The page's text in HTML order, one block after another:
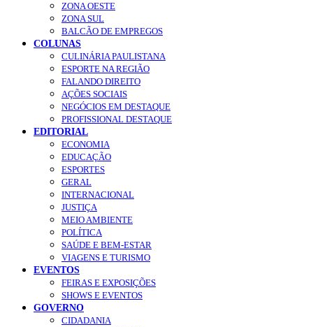
ZONA OESTE
ZONA SUL
BALCÃO DE EMPREGOS
COLUNAS
CULINÁRIA PAULISTANA
ESPORTE NA REGIÃO
FALANDO DIREITO
AÇÕES SOCIAIS
NEGÓCIOS EM DESTAQUE
PROFISSIONAL DESTAQUE
EDITORIAL
ECONOMIA
EDUCAÇÃO
ESPORTES
GERAL
INTERNACIONAL
JUSTIÇA
MEIO AMBIENTE
POLÍTICA
SAÚDE E BEM-ESTAR
VIAGENS E TURISMO
EVENTOS
FEIRAS E EXPOSIÇÕES
SHOWS E EVENTOS
GOVERNO
CIDADANIA